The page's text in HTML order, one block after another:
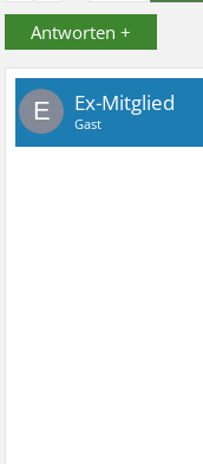
Antworten +
E Ex-Mitglied
Gast